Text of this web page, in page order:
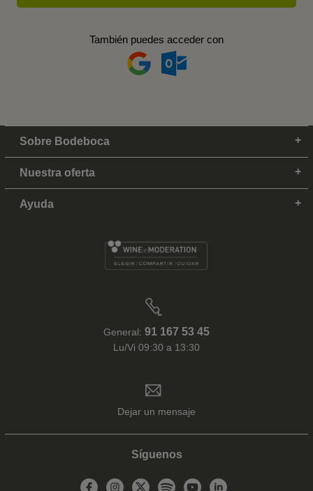
También puedes acceder con
Sobre Bodeboca
Nuestra oferta
Ayuda
General: 91 167 53 45
Lu/Vi 09:30 a 13:30
Dejar un mensaje
Síguenos